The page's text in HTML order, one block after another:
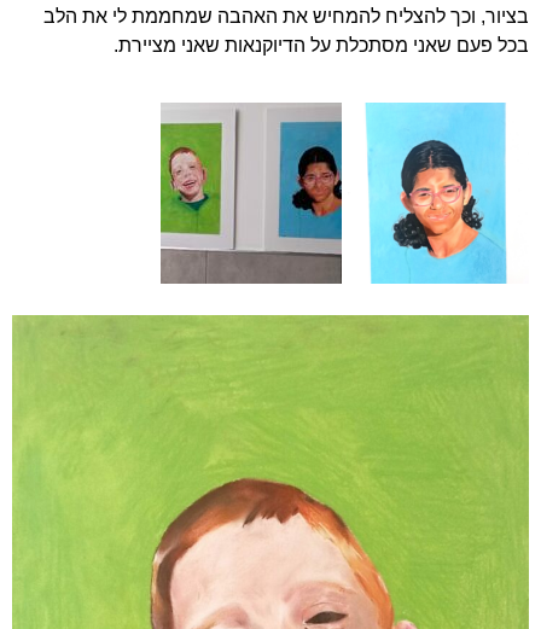
בציור, וכך להצליח להמחיש את האהבה שמחממת לי את הלב
בכל פעם שאני מסתכלת על הדיוקנאות שאני מציירת.